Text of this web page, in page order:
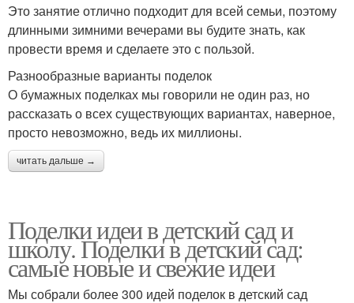
Это занятие отлично подходит для всей семьи, поэтому
длинными зимними вечерами вы будите знать, как
провести время и сделаете это с пользой.
Разнообразные варианты поделок
О бумажных поделках мы говорили не один раз, но
рассказать о всех существующих вариантах, наверное,
просто невозможно, ведь их миллионы.
читать дальше →
Поделки идеи в детский сад и
школу. Поделки в детский сад:
самые новые и свежие идеи
Мы собрали более 300 идей поделок в детский сад